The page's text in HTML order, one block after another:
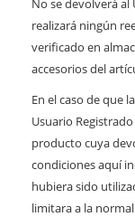
No se devolverá al
realizará ningún
verificado en
accesorios del
En el caso de que
Usuario
producto cuya
condiciones aquí
hubiera sido
limitara a la